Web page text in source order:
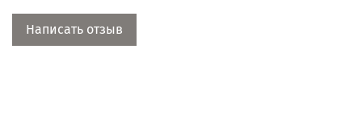
Написать отзыв